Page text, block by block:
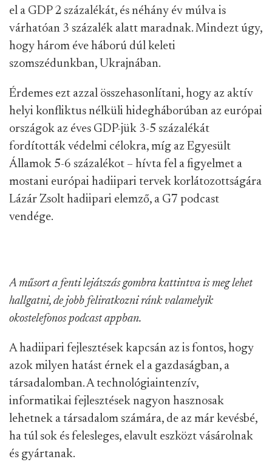
el a GDP 2 százalékát, és néhány év múlva is
várhatóan 3 százalék alatt maradnak. Mindezt úgy,
hogy három éve háború dúl keleti
szomszédunkban, Ukrajnában.
Érdemes ezt azzal összehasonlítani, hogy az aktív
helyi konfliktus nélküli hidegháborúban az európai
országok az éves GDP-jük 3-5 százalékát
fordították védelmi célokra, míg az Egyesült
Államok 5-6 százalékot – hívta fel a figyelmet a
mostani európai hadiipari tervek korlátozottságára
Lázár Zsolt hadiipari elemző, a G7 podcast
vendége.
A műsort a fenti lejátszás gombra kattintva is meg lehet
hallgatni, de jobb feliratkozni ránk valamelyik
okostelefonos podcast appban.
A hadiipari fejlesztések kapcsán az is fontos, hogy
azok milyen hatást érnek el a gazdaságban, a
társadalomban. A technológiaintenzív,
informatikai fejlesztések nagyon hasznosak
lehetnek a társadalom számára, de az már kevésbé,
ha túl sok és felesleges, elavult eszközt vásárolnak
és gyártanak.